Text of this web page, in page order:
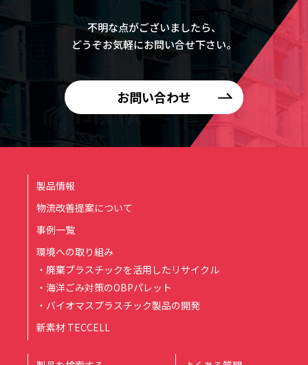
不明な点がございましたら、
どうぞお気軽にお問い合せ下さい。
お問い合わせ
製品情報
物流改善提案について
事例一覧
環境への取り組み
・廃棄プラスチックを活用したリサイクル
・海洋ごみ対策のOBPパレット
・バイオマスプラスチック製品の開発
新素材 TECCELL